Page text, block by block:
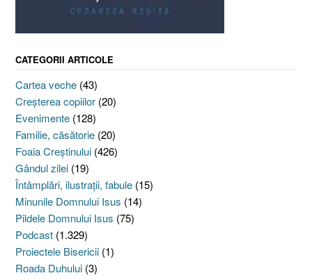
CATEGORII ARTICOLE
Cartea veche (43)
Creşterea copiilor (20)
Evenimente (128)
Familie, căsătorie (20)
Foaia Creştinului (426)
Gândul zilei (19)
Întâmplări, ilustraţii, fabule (15)
Minunile Domnului Isus (14)
Pildele Domnului Isus (75)
Podcast (1.329)
Proiectele Bisericii (1)
Roada Duhului (3)